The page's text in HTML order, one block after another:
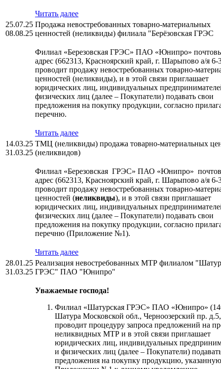
Читать далее
25.07.25
08.08.25
Продажа невостребованных товарно-материальных
ценностей (неликвиды) филиала "Берёзовская ГРЭС
Филиал «Березовская ГРЭС» ПАО «Юнипро»
адрес (662313, Красноярский край, г. Шарыпово а/я 6-
проводит продажу невостребованных товарно-
ценностей (неликвиды), и в этой связи приглашает
юридических лиц, индивидуальных
физических лиц (далее – Покупатели) подавать свои
предложения на покупку продукции, согласно
перечню.
Читать далее
14.03.25
31.03.25
ТМЦ (неликвиды) продажа товарно-материальных
(неликвидов)
Филиал «Березовская ГРЭС» ПАО «Юнипро»
адрес (662313, Красноярский край, г. Шарыпово а/я 6-
проводит продажу невостребованных товарно-
ценностей (неликвиды), и в этой связи приглашает
юридических лиц, индивидуальных
физических лиц (далее – Покупатели) подавать свои
предложения на покупку продукции, согласно
перечню (Приложение №1).
Читать далее
28.01.25
31.03.25
Реализация невостребованных МТР филиалом
ГРЭС" ПАО "Юнипро"
Уважаемые господа!
Филиал «Шатурская ГРЭС» ПАО «Юнипро»
Шатура Московской обл., Черноозерский пр.
проводит процедуру запроса предложений на
неликвидных МТР и в этой связи приглашает
юридических лиц, индивидуальных
и физических лиц (далее – Покупатели)
предложения на покупку продукцию,